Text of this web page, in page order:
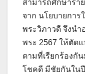
สามารถศึกษารา
จาก นโยบายกา
พระวิภาวดี จึงนำ
พระ 2567 ให้ตัด
ตามที่เรียกร้องกั
โชคดี มีชัยกันใน